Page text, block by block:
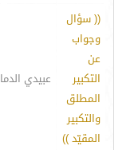
(( سؤال
وجواب
عن
التكبير
المطلق
والتكبير
المقيّد ))
عبيدي